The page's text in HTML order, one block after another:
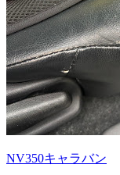
NV350キャラバン